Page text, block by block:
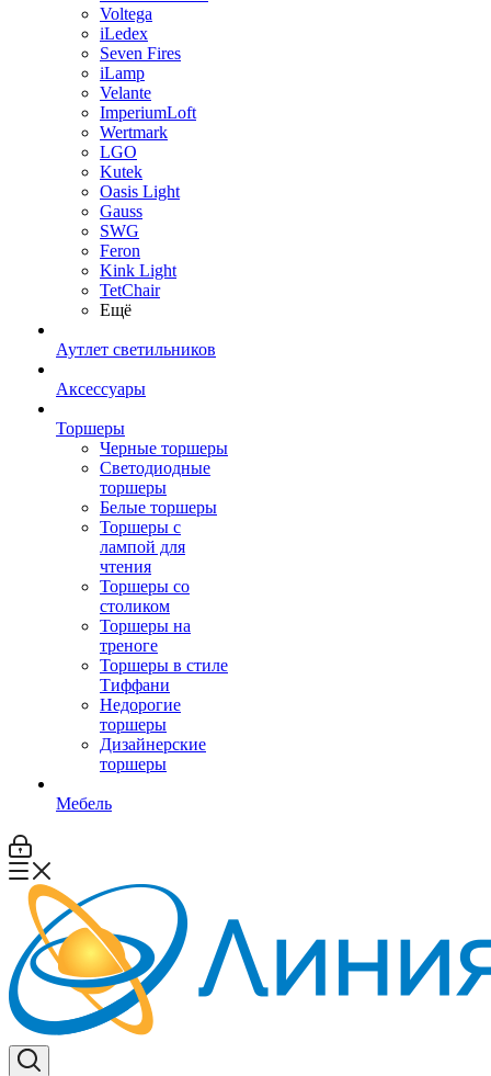
Voltega
iLedex
Seven Fires
iLamp
Velante
ImperiumLoft
Wertmark
LGO
Kutek
Oasis Light
Gauss
SWG
Feron
Kink Light
TetСhair
Ещё
Аутлет светильников
Аксессуары
Торшеры
Черные торшеры
Светодиодные
торшеры
Белые торшеры
Торшеры с
лампой для
чтения
Торшеры со
столиком
Торшеры на
треноге
Торшеры в стиле
Тиффани
Недорогие
торшеры
Дизайнерские
торшеры
Мебель